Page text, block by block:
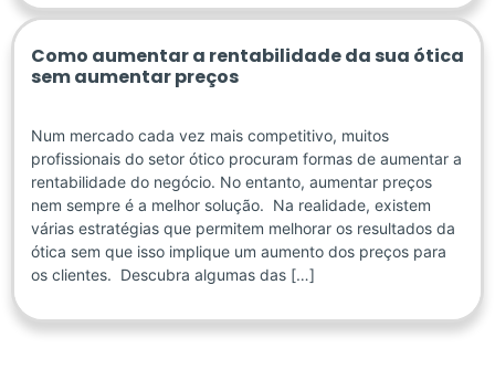
Como aumentar a rentabilidade da sua ótica
sem aumentar preços
Num mercado cada vez mais competitivo, muitos
profissionais do setor ótico procuram formas de aumentar a
rentabilidade do negócio. No entanto, aumentar preços
nem sempre é a melhor solução. Na realidade, existem
várias estratégias que permitem melhorar os resultados da
ótica sem que isso implique um aumento dos preços para
os clientes. Descubra algumas das […]